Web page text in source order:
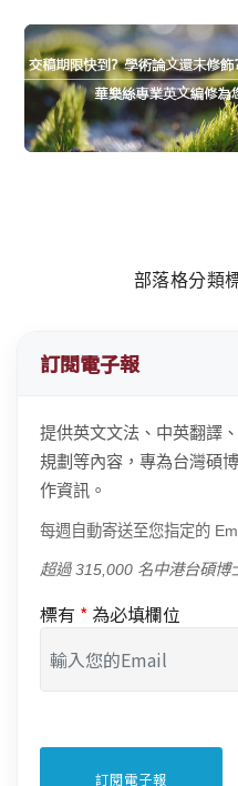
部落格分類
訂閱電子報
提供英文文法、中英翻譯
規劃等內容，專為台灣碩
作資訊。
每週自動寄送至您指定的
超過 315,000 名中港台碩博
標有 * 為必填欄位